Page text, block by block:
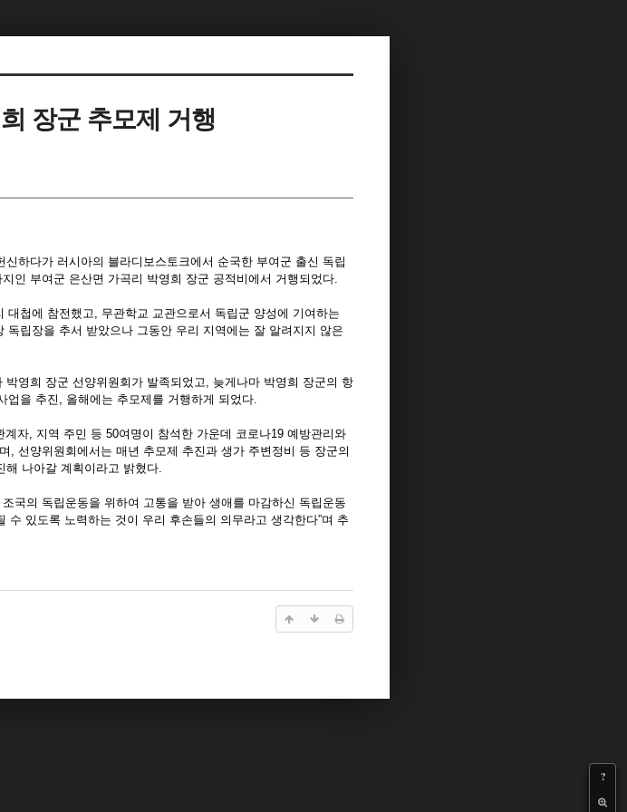
장군 추모제 거행
?
하다가 러시아의 블라디보스토크에서 순국한 부여군 출신 독립
인 부여군 은산면 가곡리 박영희 장군 공적비에서 거행되었다.
첩에 참전했고, 무관학교 교관으로서 독립군 양성에 기여하는
립장을 추서 받았으나 그동안 우리 지역에는 잘 알려지지 않은
영희 장군 선양위원회가 발족되었고, 늦게나마 박영희 장군의 항
업을 추진, 올해에는 추모제를 거행하게 되었다.
자, 지역 주민 등 50여명이 참석한 가운데 코로나19 예방관리와
, 선양위원회에서는 매년 추모제 추진과 생가 주변정비 등 장군의
해 나아갈 계획이라고 밝혔다.
국의 독립운동을 위하여 고통을 받아 생애를 마감하신 독립운동
있도록 노력하는 것이 우리 후손들의 의무라고 생각한다”며 추